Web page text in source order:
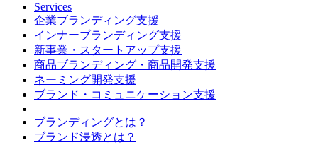
Services
企業ブランディング支援
インナーブランディング支援
新事業・スタートアップ支援
商品ブランディング・商品開発支援
ネーミング開発支援
ブランド・コミュニケーション支援
ブランディングとは？
ブランド浸透とは？